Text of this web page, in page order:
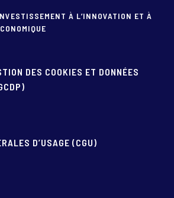
À L’INNOVATION ET À
DES COOKIES ET DONNÉES
D’USAGE (CGU)